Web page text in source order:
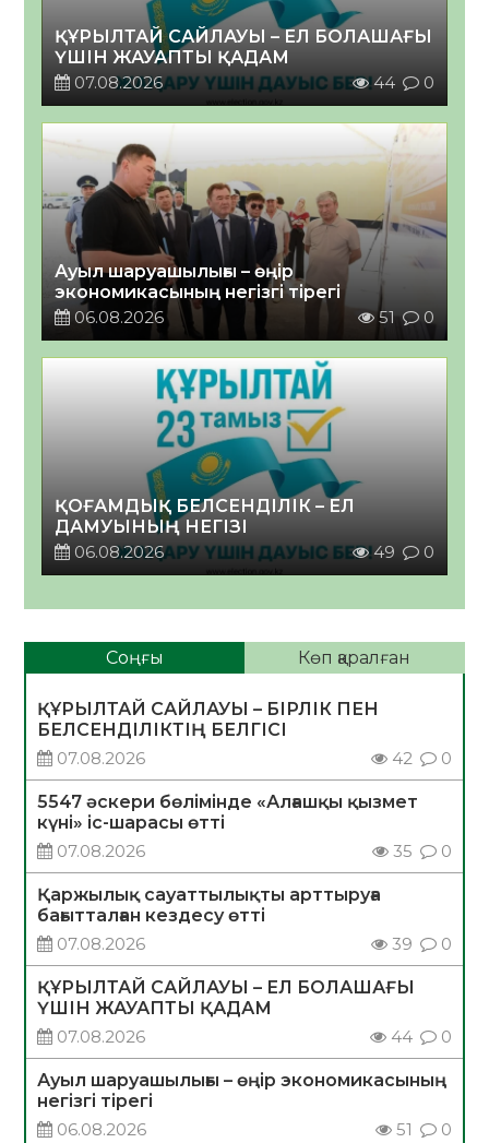
ҚҰРЫЛТАЙ САЙЛАУЫ – ЕЛ БОЛАШАҒЫ
ҮШІН ЖАУАПТЫ ҚАДАМ
07.08.2026
44 0
Ауыл шаруашылығы – өңір
экономикасының негізгі тірегі
06.08.2026
51 0
ҚОҒАМДЫҚ БЕЛСЕНДІЛІК – ЕЛ
ДАМУЫНЫҢ НЕГІЗІ
06.08.2026
49 0
Соңғы Көп қаралған
ҚҰРЫЛТАЙ САЙЛАУЫ – БІРЛІК ПЕН
БЕЛСЕНДІЛІКТІҢ БЕЛГІСІ
07.08.2026
42 0
5547 әскери бөлімінде «Алғашқы қызмет
күні» іс-шарасы өтті
07.08.2026
35 0
Қаржылық сауаттылықты арттыруға
бағытталған кездесу өтті
07.08.2026
39 0
ҚҰРЫЛТАЙ САЙЛАУЫ – ЕЛ БОЛАШАҒЫ
ҮШІН ЖАУАПТЫ ҚАДАМ
07.08.2026
44 0
Ауыл шаруашылығы – өңір экономикасының
негізгі тірегі
06.08.2026
51 0